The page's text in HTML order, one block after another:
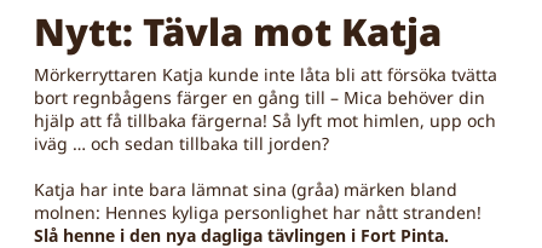
Nytt: Tävla mot Katja
Mörkerryttaren Katja kunde inte låta bli att försöka tvätta
bort regnbågens färger en gång till – Mica behöver din
hjälp att få tillbaka färgerna! Så lyft mot himlen, upp och
iväg … och sedan tillbaka till jorden?
Katja har inte bara lämnat sina (gråa) märken bland
molnen: Hennes kyliga personlighet har nått stranden!
Slå henne i den nya dagliga tävlingen i Fort Pinta.